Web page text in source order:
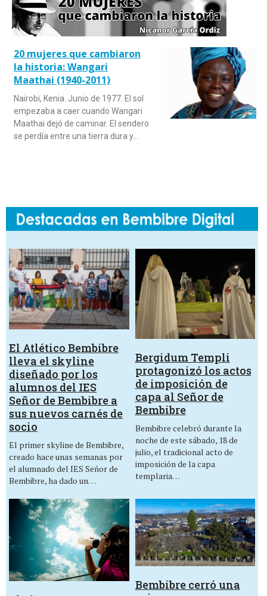
20 mujeres que cambiaron
la historia: Wangari
Maathai (1940-2011)
Nairobi, Kenia. Junio de 1977. El sol
empezaba a caer cuando Wangari
Maathai dejó de caminar. El sendero
se perdía entre una tierra dura y…
El Atlético Bembibre
lleva el skyline
diseñado por los
alumnos del IES
Señor de Bembibre a
sus nuevos carnés de
socio
El primer skyline de Bembibre,
creado hace unas semanas por
el alumnado del IES Señor de
Bembibre, ha dado un…
Bergidum Templi
protagonizó los actos
de imposición de
capa al Señor de
Bembibre
Bembibre celebró durante la
noche de este sábado, 18 de
julio, el tradicional acto de
imposición de la capa
templaria…
Bembibre cerró una